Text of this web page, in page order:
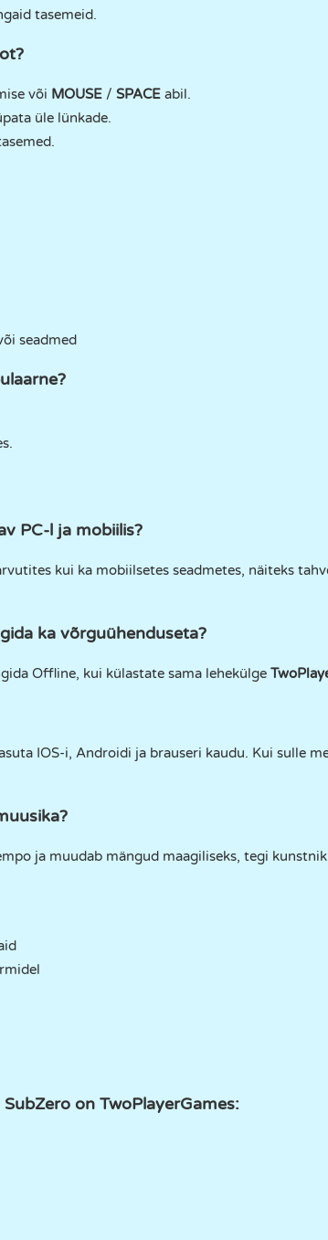
tasemeid.
või MOUSE / SPACE abil.
üle lünkade.
seadmed
PC-l ja mobiilis?
kui ka mobiilsetes seadmetes, näiteks
ka võrguühenduseta?
Offline, kui külastate sama lehekülge
IOS-i, Androidi ja brauseri kaudu. Kui sulle
ja muudab mängud maagiliseks, tegi kunstnik
on TwoPlayerGames: